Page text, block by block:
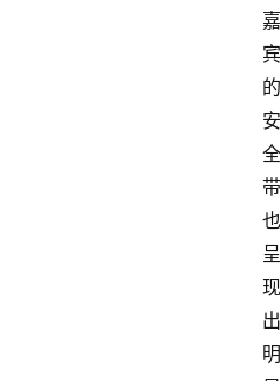
嘉
宾
的
安
全
带
也
呈
现
出
明